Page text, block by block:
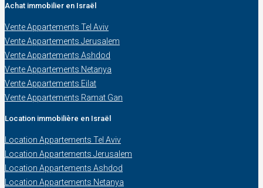
Achat immobilier en Israël
Vente Appartements Tel Aviv
Vente Appartements Jerusalem
Vente Appartements Ashdod
Vente Appartements Netanya
Vente Appartements Eilat
Vente Appartements Ramat Gan
Location immobilière en Israël
Location Appartements Tel Aviv
Location Appartements Jerusalem
Location Appartements Ashdod
Location Appartements Netanya